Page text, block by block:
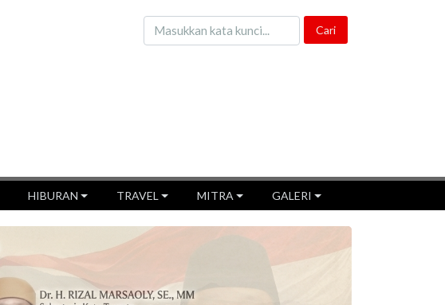
HIBURAN TRAVEL MITRA GALERI